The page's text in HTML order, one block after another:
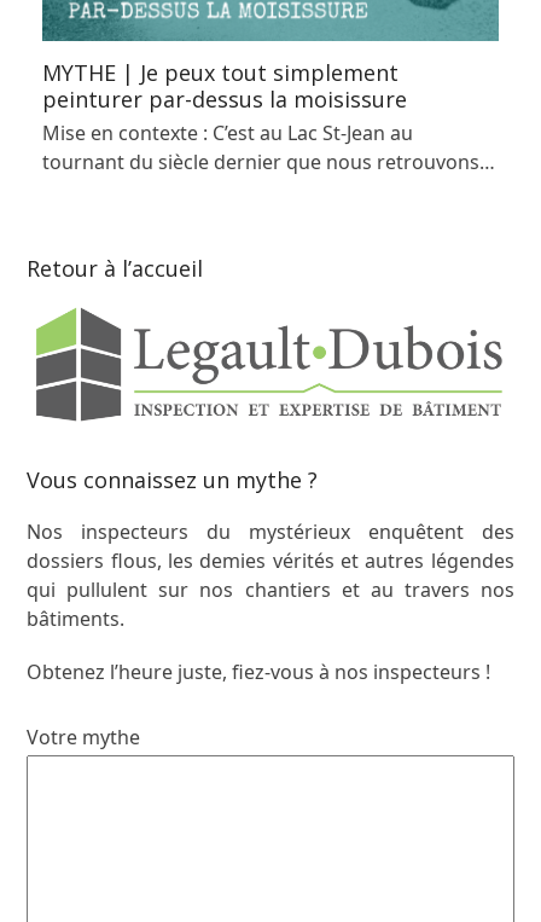
MYTHE | Je peux tout simplement
peinturer par-dessus la moisissure
Mise en contexte : C’est au Lac St-Jean au
tournant du siècle dernier que nous retrouvons…
Retour à l’accueil
Vous connaissez un mythe ?
Nos inspecteurs du mystérieux enquêtent des
dossiers flous, les demies vérités et autres légendes
qui pullulent sur nos chantiers et au travers nos
bâtiments.
Obtenez l’heure juste, fiez-vous à nos inspecteurs !
Votre mythe